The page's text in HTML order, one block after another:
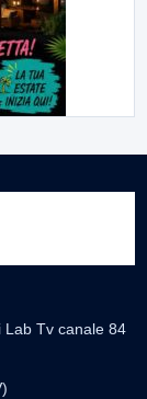
Lab Tv canale 84